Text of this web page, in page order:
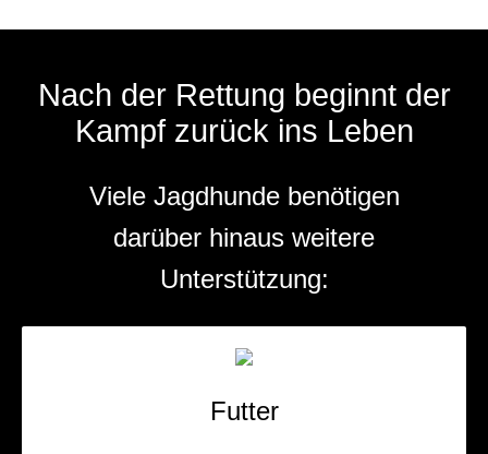
Nach der Rettung beginnt der
Kampf zurück ins Leben
Viele Jagdhunde benötigen
darüber hinaus weitere
Unterstützung:
Futter